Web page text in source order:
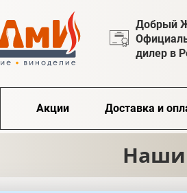
Добрый
дилер в
Акции Доставка и
Наши